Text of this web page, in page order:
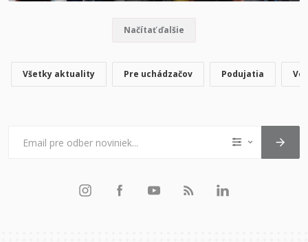
Načítať ďalšie
Všetky aktuality Pre uchádzačov Podujatia